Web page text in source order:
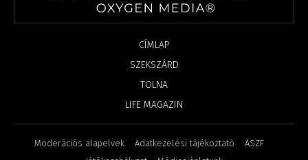
CÍMLAP
SZEKSZÁRD
TOLNA
LIFE MAGAZIN
Moderációs alapelvek Adatkezelési tájékoztató
ÁSZF